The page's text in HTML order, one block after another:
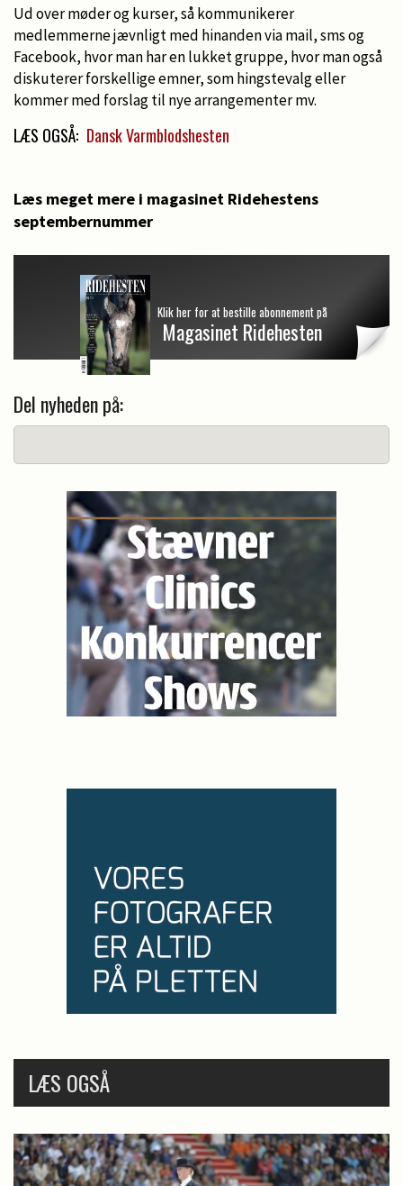
Ud over møder og kurser, så kommunikerer
medlemmerne jævnligt med hinanden via mail, sms og
Facebook, hvor man har en lukket gruppe, hvor man også
diskuterer forskellige emner, som hingstevalg eller
kommer med forslag til nye arrangementer mv.
LÆS OGSÅ: Dansk Varmblodshesten
Læs meget mere i magasinet Ridehestens
septembernummer
Klik her for at bestille abonnement på
Magasinet Ridehesten
Del nyheden på:
LÆS OGSÅ